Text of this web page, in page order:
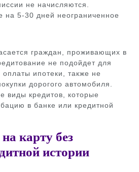
не начисляются.
на 5-30 дней неограниченное
граждан, проживающих в
не подойдет для
оплаты ипотеки, также не
дорогого автомобиля.
виды кредитов, которые
в банке или кредитной
карту без
истории